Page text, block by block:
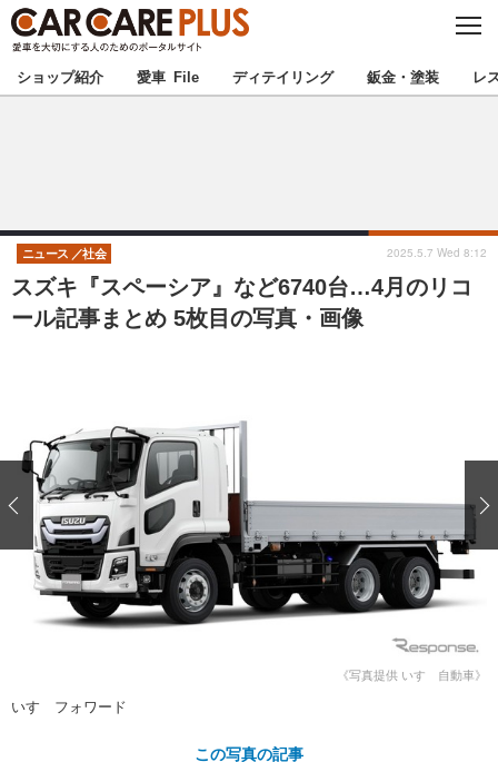
C
S
E
★カーケアプラス認定★ 厳選プロショップを地域から探す
甲信越 北陸
東海 関西
注目の記事
ショップレポート 愛車 File
自動車豆知識 ストップ！不具合修理＆粗悪修理
鈑金・塗装
ディテイリング
ディテイリング 洗車
ヘッドライト磨き コーティング
鈑金・塗装
小キズ直し 防錆
特集記事
カーメーカー「旧車」関連プロジェ
クト
コラム
ショップ紹介 愛車 File ディテイリング 鈑金・塗装 レ
スズキ『スペーシア』など6740台…4月のリコ
ール記事まとめ 5枚目の写真・画像
ニュース 社会 2025.5.7 Wed 8:12
《写真提供 いすゞ自動車》
いすゞフォワード
この写真の記事